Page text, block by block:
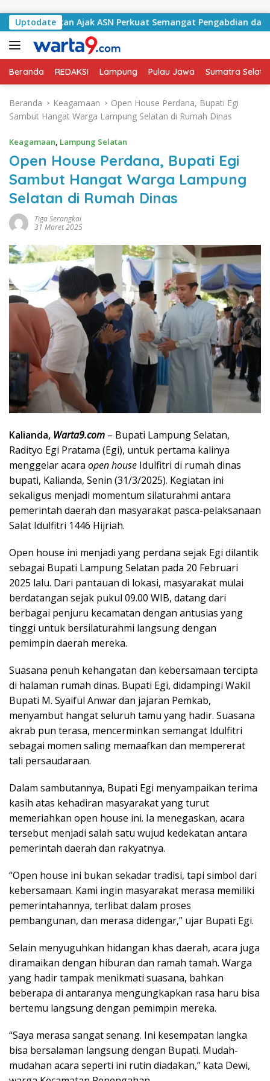
UptodateAjak ASN Perkuat Semangat Pengabdian dan
Beranda REDAKSI Lampung Pulau Jawa Sumatra
Beranda Keagamaan
Open House Perdana, Bupati Egi
Sambut Hangat Warga Lampung Selatan di Rumah Dinas
Keagamaan, Lampung Selatan
Open House Perdana, Bupati Egi
Sambut Hangat Warga Lampung
Selatan di Rumah Dinas
Tiga Serangkai
31 Maret 2025
Kalianda, Warta9.com – Bupati Lampung Selatan,
Radityo Egi Pratama (Egi), untuk pertama kalinya
menggelar acara open house Idulfitri di rumah dinas
bupati, Kalianda, Senin (31/3/2025). Kegiatan ini
sekaligus menjadi momentum silaturahmi antara
pemerintah daerah dan masyarakat pasca-pelaksanaan
Salat Idulfitri 1446 Hijriah.
Open house ini menjadi yang perdana sejak Egi dilantik
sebagai Bupati Lampung Selatan pada 20 Februari
2025 lalu. Dari pantauan di lokasi, masyarakat mulai
berdatangan sejak pukul 09.00 WIB, datang dari
berbagai penjuru kecamatan dengan antusias yang
tinggi untuk bersilaturahmi langsung dengan
pemimpin daerah mereka.
Suasana penuh kehangatan dan kebersamaan tercipta
di halaman rumah dinas. Bupati Egi, didampingi Wakil
Bupati M. Syaiful Anwar dan jajaran Pemkab,
menyambut hangat seluruh tamu yang hadir. Suasana
akrab pun terasa, mencerminkan semangat Idulfitri
sebagai momen saling memaafkan dan mempererat
tali persaudaraan.
Dalam sambutannya, Bupati Egi menyampaikan terima
kasih atas kehadiran masyarakat yang turut
memeriahkan open house ini. Ia menegaskan, acara
tersebut menjadi salah satu wujud kedekatan antara
pemerintah daerah dan rakyatnya.
“Open house ini bukan sekadar tradisi, tapi simbol dari
kebersamaan. Kami ingin masyarakat merasa memiliki
pemerintahannya, terlibat dalam proses
pembangunan, dan merasa didengar,” ujar Bupati Egi.
Selain menyuguhkan hidangan khas daerah, acara juga
diramaikan dengan hiburan dan ramah tamah. Warga
yang hadir tampak menikmati suasana, bahkan
beberapa di antaranya mengungkapkan rasa haru bisa
bertemu langsung dengan pemimpin mereka.
“Saya merasa sangat senang. Ini kesempatan langka
bisa bersalaman langsung dengan Bupati. Mudah-
mudahan acara seperti ini rutin diadakan,” kata Dewi,